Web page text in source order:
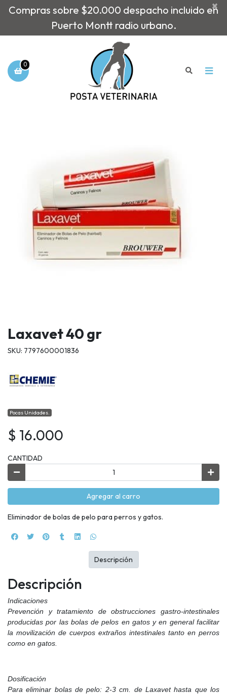
Compras sobre $20.000 despacho incluido en
Puerto Montt radio urbano.
×
0
Laxavet 40 gr
SKU: 7797600001836
Pocas Unidades.
$ 16.000
CANTIDAD
Agregar al carro
Eliminador de bolas de pelo para perros y gatos.
Descripción
Indicaciones
Prevención y tratamiento de obstrucciones gastro-intestinales
producidas por las bolas de pelos en gatos y en general facilitar
la movilización de cuerpos extraños intestinales tanto en perros
como en gatos.
Dosificación
Para eliminar bolas de pelo: 2-3 cm. de Laxavet hasta que los
Descripción